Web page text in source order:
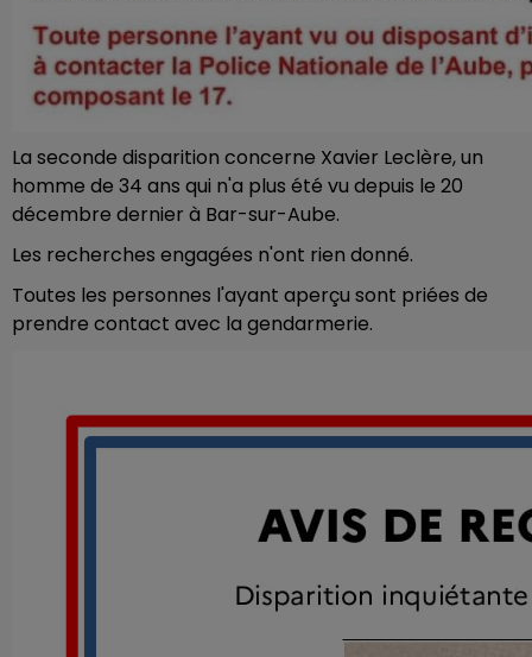
La seconde disparition concerne Xavier Leclère, un
homme de 34 ans qui n'a plus été vu depuis le 20
décembre dernier à Bar-sur-Aube.
Les recherches engagées n'ont rien donné.
Toutes les personnes l'ayant aperçu sont priées de
prendre contact avec la gendarmerie.